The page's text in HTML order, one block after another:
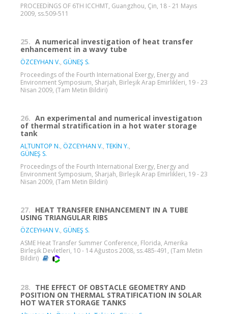
PROCEEDİNGS OF 6TH ICCHMT, Guangzhou, Çin, 18 - 21 Mayıs
2009, ss.509-511
25. A numerical investigation of heat transfer
enhancement in a wavy tube
ÖZCEYHAN V., GÜNEŞ S.
Proceedings of the Fourth International Exergy, Energy and
Environment Symposium, Sharjah, Birleşik Arap Emirlikleri, 19 - 23
Nisan 2009, (Tam Metin Bildiri)
26. An experimental and numerical investigatıon
of thermal stratification in a hot water storage
tank
ALTUNTOP N., ÖZCEYHAN V., TEKİN Y.,
GÜNEŞ S.
Proceedings of the Fourth International Exergy, Energy and
Environment Symposium, Sharjah, Birleşik Arap Emirlikleri, 19 - 23
Nisan 2009, (Tam Metin Bildiri)
27. HEAT TRANSFER ENHANCEMENT IN A TUBE
USING TRIANGULAR RIBS
ÖZCEYHAN V., GÜNEŞ S.
ASME Heat Transfer Summer Conference, Florida, Amerika
Birleşik Devletleri, 10 - 14 Ağustos 2008, ss.485-491, (Tam Metin
Bildiri)
28. THE EFFECT OF OBSTACLE GEOMETRY AND
POSITION ON THERMAL STRATIFICATION IN SOLAR
HOT WATER STORAGE TANKS